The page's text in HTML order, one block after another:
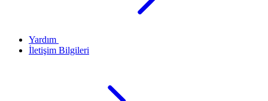
Yardım
İletişim Bilgileri